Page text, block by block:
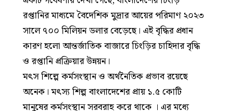
রপ্তানির মাধ্যমে বৈদেশিক মুদ্রার আয়ের পরিমাণ ২০২৩
সালে ৭০০ মিলিয়ন ডলার বেড়েছে। এই বৃদ্ধির প্রধান
কারণ হলো আন্তর্জাতিক বাজারে চিংড়ির চাহিদার বৃদ্ধি
ও রপ্তানি প্রক্রিয়ার উন্নয়ন।
মৎস শিল্পে কর্মসংস্থান ও অর্থনৈতিক প্রভাব রয়েছে
অনেক। মৎস্য শিল্প বাংলাদেশের প্রায় ১.৫ কোটি
মানুষের কর্মসংস্থান সরবরাহ করে থাকে । এর মধ্যে